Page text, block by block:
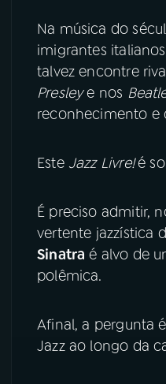
YouTube
Instagram
TikTok
Na música do
imigrantes
talvez encontre
Presleye nos
reconhecimento e
Este Jazz Livre!é
É preciso admitir,
vertente jazzística
Sinatra é alvo de
polêmica.
Afinal, a pergunta
Jazz ao longo da